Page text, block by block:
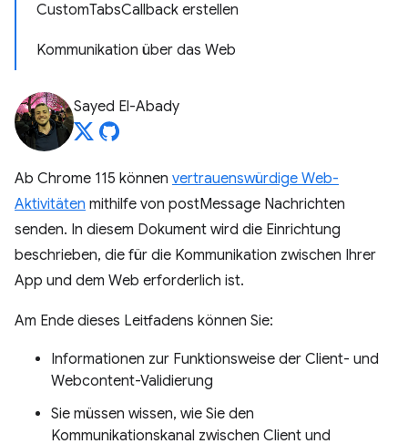
CustomTabsCallback erstellen
Kommunikation über das Web
Sayed El-Abady
Ab Chrome 115 können vertrauenswürdige Web-
Aktivitäten mithilfe von postMessage Nachrichten
senden. In diesem Dokument wird die Einrichtung
beschrieben, die für die Kommunikation zwischen Ihrer
App und dem Web erforderlich ist.
Am Ende dieses Leitfadens können Sie:
Informationen zur Funktionsweise der Client- und
Webcontent-Validierung
Sie müssen wissen, wie Sie den
Kommunikationskanal zwischen Client und